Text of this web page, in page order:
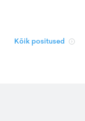
Kõik positused